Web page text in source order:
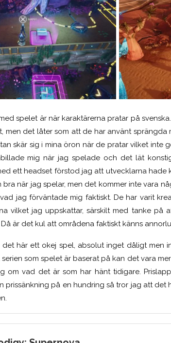
spelet är när karaktärerna pratar på
men det låter som att de har använt sprängda
skär sig i mina öron när de pratar vilket inte
mig när jag spelade och det lät
ett headset förstod jag att utvecklarna
bra när jag spelar, men det kommer inte vara
jag förväntade mig faktiskt. De har varit
vilket jag uppskattar, särskilt med tanke på
är det kul att områdena faktiskt känns
här ett okej spel, absolut inget dåligt men
som spelet är baserat på kan det vara
om vad det är som har hänt tidigare.
prissänkning på en hundring så tror jag att